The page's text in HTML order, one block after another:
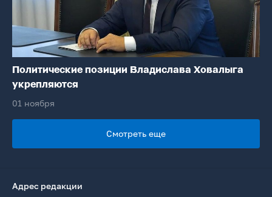
Политические позиции Владислава Ховалыга
укрепляются
01 ноября
Смотреть еще
Адрес редакции